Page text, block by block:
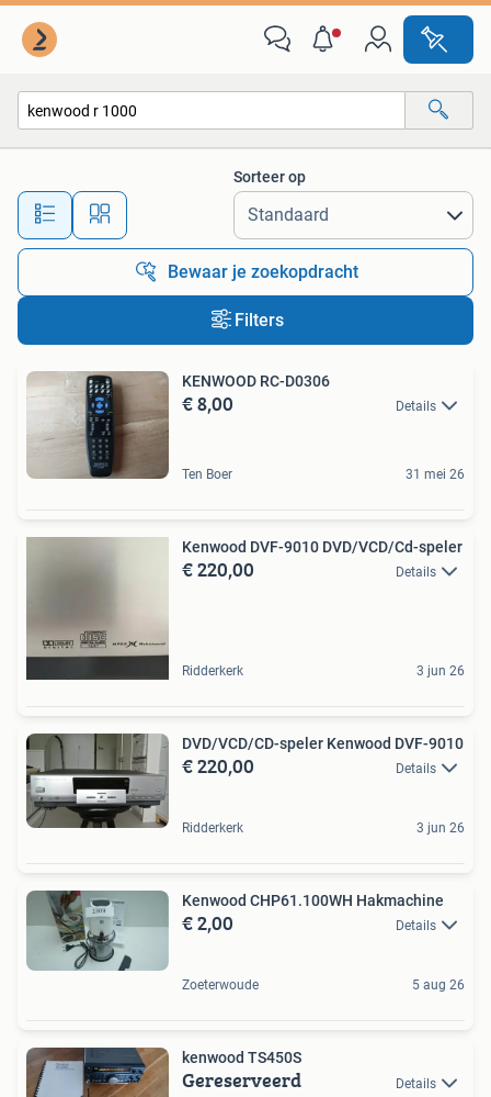
Alle afstanden…
Sorteer op
Bewaar je zoekopdracht
Filters
KENWOOD RC-D0306
€ 8,00 Details
Ten Boer 31 mei 26
Kenwood DVF-9010 DVD/VCD/Cd-speler
€ 220,00 Details
Ridderkerk 3 jun 26
DVD/VCD/CD-speler Kenwood DVF-9010
€ 220,00 Details
Ridderkerk 3 jun 26
Kenwood CHP61.100WH Hakmachine
€ 2,00 Details
Zoeterwoude 5 aug 26
kenwood TS450S
Gereserveerd Details